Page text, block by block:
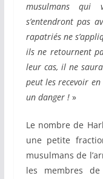
musulmans qui
s’entendront pas
rapatriés ne
ils ne retournent
leur cas, il ne
peut les recevoir en
un danger !»
Le nombre de
une petite
musulmans de
les membres